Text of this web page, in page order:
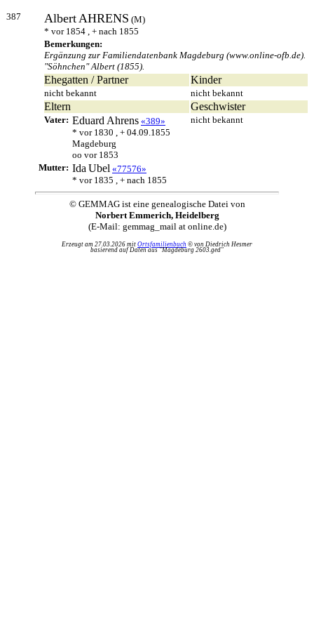
387 AlbertAHRENS (M)
* vor 1854 , + nach 1855
Bemerkungen:
Ergänzung zur Familiendatenbank Magdeburg (www.online-ofb.de).
"Söhnchen" Albert (1855).
Ehegatten / Partner Kinder
nicht bekannt nicht bekannt
Eltern Geschwister
Vater: Eduard Ahrens «389»
* vor 1830 , + 04.09.1855
Magdeburg
oo vor 1853
nicht bekannt
Mutter: Ida Ubel «77576»
* vor 1835 , + nach 1855
© GEMMAG ist eine genealogische Datei von
Norbert Emmerich, Heidelberg
(E-Mail: gemmag_mail at online.de)
Erzeugt am 27.03.2026 mit Ortsfamilienbuch © von Diedrich Hesmer
basierend auf Daten aus "Magdeburg 2603.ged"